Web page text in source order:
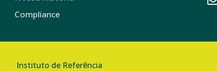
Compliance
Instituto de Referência